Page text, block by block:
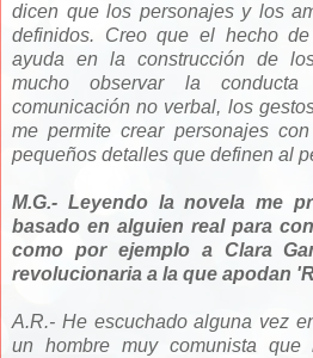
dicen que los personajes y los
definidos. Creo que el hecho
ayuda en la construcción de
mucho observar la
comunicación no verbal, los
me permite crear personajes
pequeños detalles que definen al
M.G.- Leyendo la novela me
basado en alguien real para
como por ejemplo a Clara
revolucionaria a la que apodan
A.R.- He escuchado alguna vez
un hombre muy comunista